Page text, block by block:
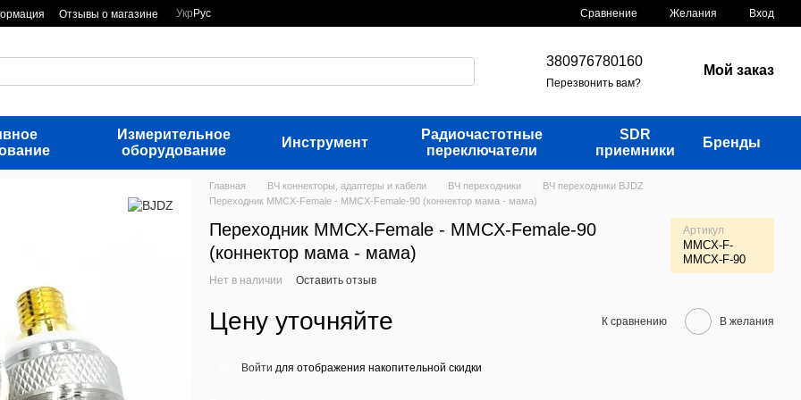
Отзывы о магазине Укр Рус Сравнение Желания Вход
380976780160
Перезвонить вам?
Мой заказ
Измерительное
оборудование
Инструмент
Радиочастотные
переключатели
SDR
приемники
Бренды
Главная ВЧ коннекторы, адаптеры и кабели ВЧ переходники
ВЧ переходники BJDZ
Переходник MMCX-Female - MMCX-Female-90 (коннектор мама - мама)
Переходник MMCX-Female - MMCX-Female-90
(коннектор мама - мама)
Артикул
MMCX-F-
MMCX-F-90
Нет в наличии Оставить отзыв
Цену уточняйте К сравнению В желания
Войти для отображения накопительной скидки